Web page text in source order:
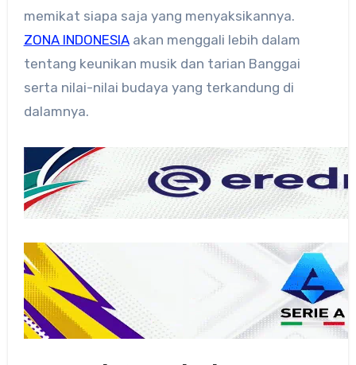
memikat siapa saja yang menyaksikannya.
ZONA INDONESIAakan menggali lebih dalam
tentang keunikan musik dan tarian Banggai
serta nilai-nilai budaya yang terkandung di
dalamnya.